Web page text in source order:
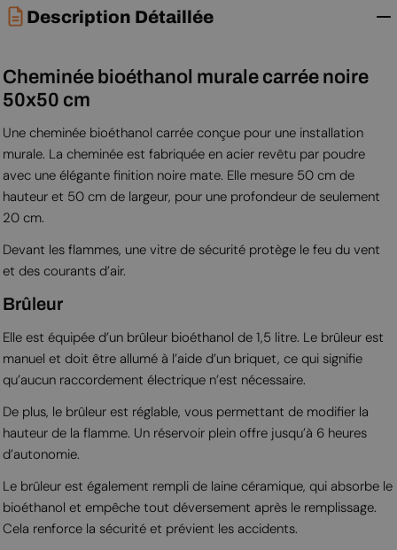
Description Détaillée
Cheminée bioéthanol murale carrée noire
50x50 cm
Une cheminée bioéthanol carrée conçue pour une installation
murale. La cheminée est fabriquée en acier revêtu par poudre
avec une élégante finition noire mate. Elle mesure 50 cm de
hauteur et 50 cm de largeur, pour une profondeur de seulement
20 cm.
Devant les flammes, une vitre de sécurité protège le feu du vent
et des courants d’air.
Brûleur
Elle est équipée d’un brûleur bioéthanol de 1,5 litre. Le brûleur est
manuel et doit être allumé à l’aide d’un briquet, ce qui signifie
qu’aucun raccordement électrique n’est nécessaire.
De plus, le brûleur est réglable, vous permettant de modifier la
hauteur de la flamme. Un réservoir plein offre jusqu’à 6 heures
d’autonomie.
Le brûleur est également rempli de laine céramique, qui absorbe le
bioéthanol et empêche tout déversement après le remplissage.
Cela renforce la sécurité et prévient les accidents.